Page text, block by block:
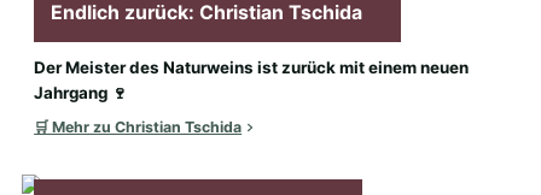
Endlich zurück: Christian Tschida
Der Meister des Naturweins ist zurück mit einem neuen
Jahrgang 🍷
🛒 Mehr zu Christian Tschida